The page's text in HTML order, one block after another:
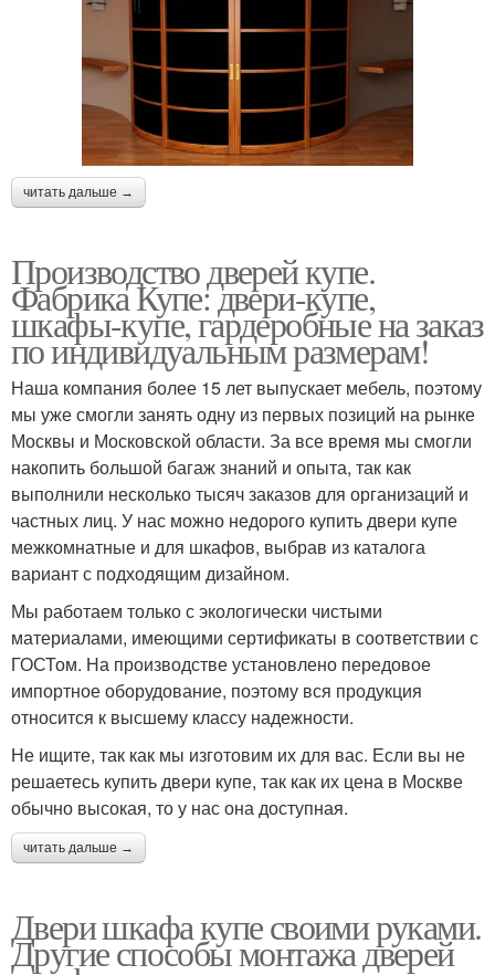
читать дальше →
Производство дверей купе.
Фабрика Купе: двери-купе,
шкафы-купе, гардеробные на заказ
по индивидуальным размерам!
Наша компания более 15 лет выпускает мебель, поэтому
мы уже смогли занять одну из первых позиций на рынке
Москвы и Московской области. За все время мы смогли
накопить большой багаж знаний и опыта, так как
выполнили несколько тысяч заказов для организаций и
частных лиц. У нас можно недорого купить двери купе
межкомнатные и для шкафов, выбрав из каталога
вариант с подходящим дизайном.
Мы работаем только с экологически чистыми
материалами, имеющими сертификаты в соответствии с
ГОСТом. На производстве установлено передовое
импортное оборудование, поэтому вся продукция
относится к высшему классу надежности.
Не ищите, так как мы изготовим их для вас. Если вы не
решаетесь купить двери купе, так как их цена в Москве
обычно высокая, то у нас она доступная.
читать дальше →
Двери шкафа купе своими руками.
Другие способы монтажа дверей